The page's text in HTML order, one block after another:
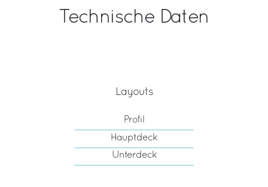
Technische Daten
Layouts
Profil
Hauptdeck
Unterdeck